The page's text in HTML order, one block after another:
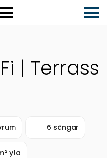
| Terrass
6 sängar
yta